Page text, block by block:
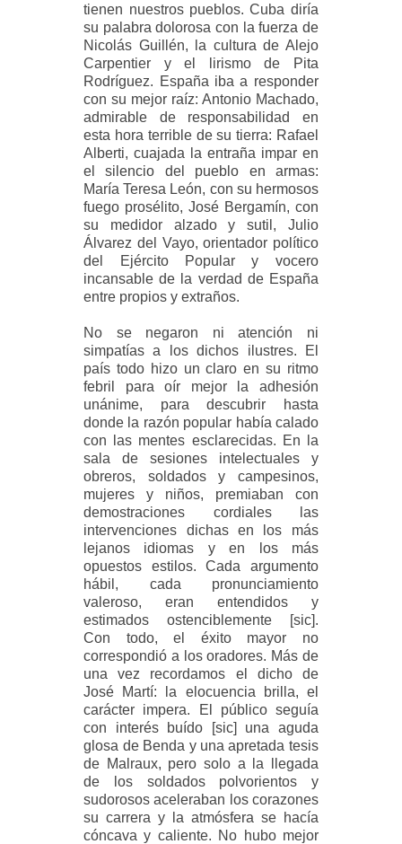
tienen nuestros pueblos. Cuba diría
su palabra dolorosa con la fuerza de
Nicolás Guillén, la cultura de Alejo
Carpentier y el lirismo de Pita
Rodríguez. España iba a responder
con su mejor raíz: Antonio Machado,
admirable de responsabilidad en
esta hora terrible de su tierra: Rafael
Alberti, cuajada la entraña impar en
el silencio del pueblo en armas:
María Teresa León, con su hermosos
fuego prosélito, José Bergamín, con
su medidor alzado y sutil, Julio
Álvarez del Vayo, orientador político
del Ejército Popular y vocero
incansable de la verdad de España
entre propios y extraños.
No se negaron ni atención ni
simpatías a los dichos ilustres. El
país todo hizo un claro en su ritmo
febril para oír mejor la adhesión
unánime, para descubrir hasta
donde la razón popular había calado
con las mentes esclarecidas. En la
sala de sesiones intelectuales y
obreros, soldados y campesinos,
mujeres y niños, premiaban con
demostraciones cordiales las
intervenciones dichas en los más
lejanos idiomas y en los más
opuestos estilos. Cada argumento
hábil, cada pronunciamiento
valeroso, eran entendidos y
estimados ostenciblemente [sic].
Con todo, el éxito mayor no
correspondió a los oradores. Más de
una vez recordamos el dicho de
José Martí: la elocuencia brilla, el
carácter impera. El público seguía
con interés buído [sic] una aguda
glosa de Benda y una apretada tesis
de Malraux, pero solo a la llegada
de los soldados polvorientos y
sudorosos aceleraban los corazones
su carrera y la atmósfera se hacía
cóncava y caliente. No hubo mejor